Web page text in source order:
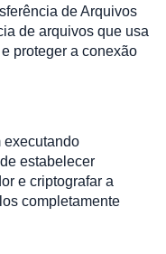
de Arquivos
de arquivos que usa
proteger a conexão
executando
estabelecer
e criptografar a
completamente